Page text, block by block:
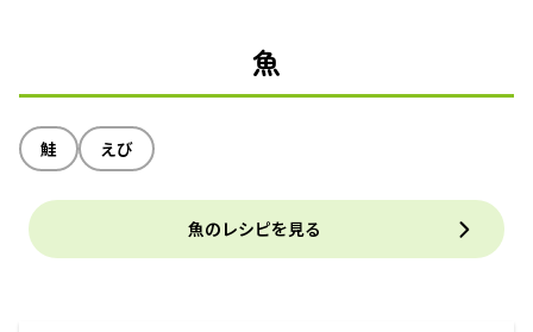
魚
鮭 えび
魚のレシピを見る